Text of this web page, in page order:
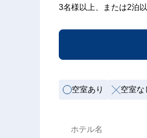
3名様以上、または2泊
空室あり 空室な
ホテル名